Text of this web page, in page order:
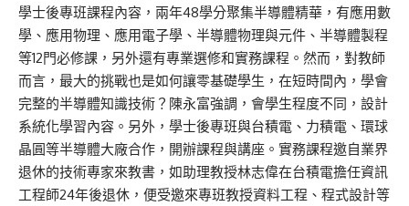
學士後專班課程內容，兩年48學分聚集半導體精華，有應用數
學、應用物理、應用電子學、半導體物理與元件、半導體製程
等12門必修課，另外還有專業選修和實務課程。然而，對教師
而言，最大的挑戰也是如何讓零基礎學生，在短時間內，學會
完整的半導體知識技術？陳永富強調，會學生程度不同，設計
系統化學習內容。另外，學士後專班與台積電、力積電、環球
晶圓等半導體大廠合作，開辦課程與講座。實務課程邀自業界
退休的技術專家來教書，如助理教授林志偉在台積電擔任資訊
工程師24年後退休，便受邀來專班教授資料工程、程式設計等